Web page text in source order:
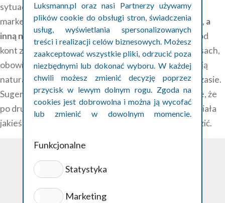
Luksmann.pl oraz nasi Partnerzy używamy
plików cookie do obsługi stron, świadczenia
usług, wyświetlania spersonalizowanych
treści i realizacji celów biznesowych. Możesz
zaakceptować wszystkie pliki, odrzucić poza
niezbędnymi lub dokonać wyboru. W każdej
chwili możesz zmienić decyzję poprzez
przycisk w lewym dolnym rogu. Zgoda na
cookies jest dobrowolna i można ją wycofać
lub zmienić w dowolnym momencie.
Funkcjonalne
Statystyka
Marketing
sytuacji. Niektóre z takich kont należą do firm
marketingowych, które za opłatąjedną firmę chwalą, a
inną negują. Prawdziwe opinie natomiast pochodzą od
kont z historią, zawierają konkretne informacje o trasach,
obowiązkach czy doświadczeniach pracowników, mają
naturalną stylistykę i pojawiają się równomiernie w czasie.
Sugerując się opiniami zawsze trzeba mieć na uwadze, że
po drugiej stronie może wcale nie być osoba, która miała
jakieś doświadczenia, tylko chce zwyczajnie zaszkodzić.
Polityka prywatności
ul. Podwale 1/62